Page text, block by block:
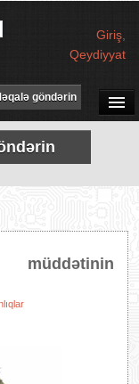
Giriş
Qeydiyyat
TV
göndərin
müddətinin